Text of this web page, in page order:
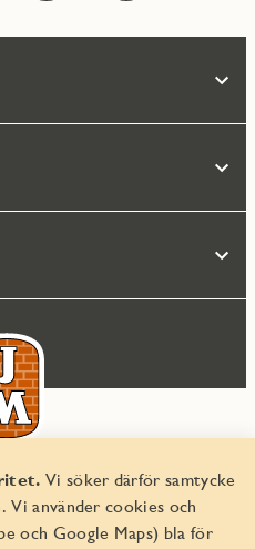
Vi söker därför samtycke
använder cookies och
och Google Maps) bla för
2026
556045-2103